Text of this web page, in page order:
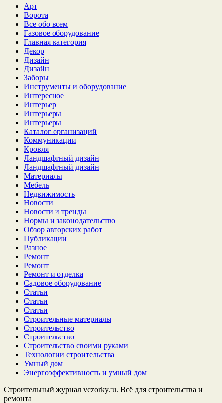
Арт
Ворота
Все обо всем
Газовое оборудование
Главная категория
Декор
Дизайн
Дизайн
Заборы
Инструменты и оборудование
Интересное
Интерьер
Интерьеры
Интерьеры
Каталог организаций
Коммуникации
Кровля
Ландшафтный дизайн
Ландшафтный дизайн
Материалы
Мебель
Недвижимость
Новости
Новости и тренды
Нормы и законодательство
Обзор авторских работ
Публикации
Разное
Ремонт
Ремонт
Ремонт и отделка
Садовое оборудование
Статьи
Статьи
Статьи
Строительные материалы
Строительство
Строительство
Строительство своими руками
Технологии строительства
Умный дом
Энергоэффективность и умный дом
Строительный журнал vczorky.ru. Всё для строительства и
ремонта